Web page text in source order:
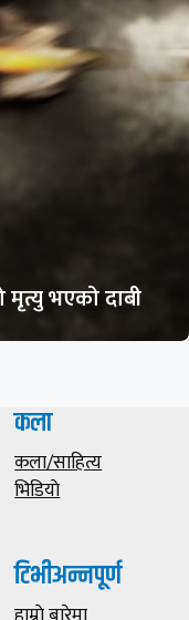
भएको दाबी
कला
कला/साहित्य
भिडियाे
टिभीअन्नपूर्ण